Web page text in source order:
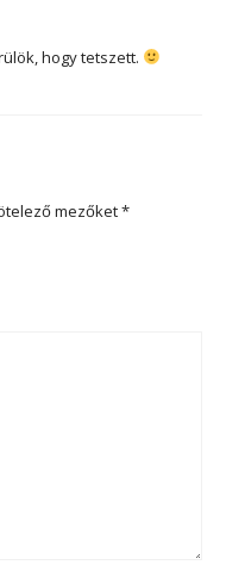
hogy tetszett.
mezőket*